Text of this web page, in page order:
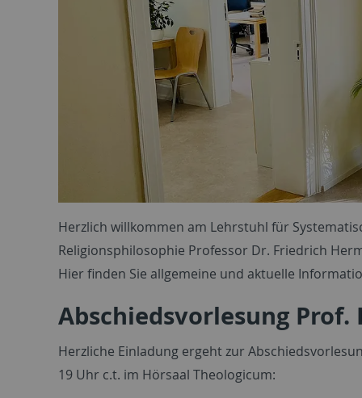
Herzlich willkommen am Lehrstuhl für
Religionsphilosophie Professor Dr. Friedrich
Hier finden Sie allgemeine und aktuelle
Abschiedsvorlesung
Herzliche Einladung ergeht zur
19 Uhr c.t. im Hörsaal Theologicum: